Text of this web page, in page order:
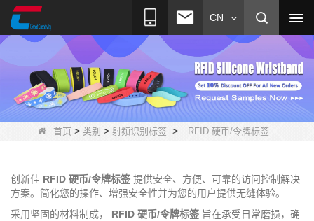
CN
首页 > 类别 > 射频识别标签 > RFID 硬币/令牌标签
创新佳 RFID 硬币/令牌标签 提供安全、方便、可靠的访问控制解决
方案。简化您的操作、增强安全性并为您的用户提供无缝体验。
采用坚固的材料制成， RFID 硬币/令牌标签 旨在承受日常磨损，确